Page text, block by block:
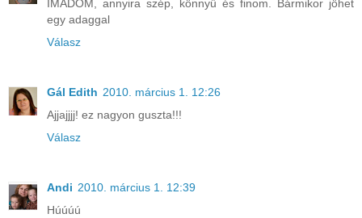
IMÁDOM, annyira szép, könnyű és finom. Bármikor jöhet
egy adaggal
Válasz
Gál Edith 2010. március 1. 12:26
Ajjajjjj! ez nagyon guszta!!!
Válasz
Andi 2010. március 1. 12:39
Húúúú